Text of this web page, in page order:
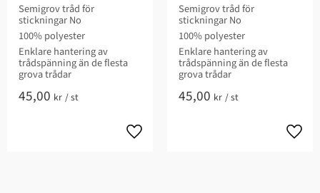
Semigrov tråd för
stickningar No
100% polyester
Enklare hantering av
trådspänning än de flesta
grova trådar
45,00 kr /st
Semigrov tråd för
stickningar No
100% polyester
Enklare hantering av
trådspänning än de flesta
grova trådar
45,00 kr /st